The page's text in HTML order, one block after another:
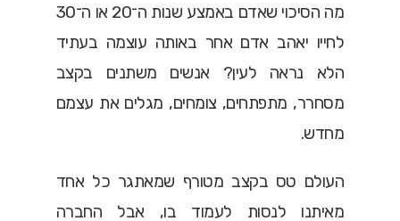
מה הסיכוי שאדם באמצע שנות ה־20 או ה־30
לחייו יאהב אדם אחר באותה עוצמה בעתיד
הלא נראה לעין? אנשים משתנים בקצב
מסחרר, מתפתחים, צומחים, מגלים את עצמם
מחדש.
העולם טס בקצב מטורף שמאתגר כל אחד
מאיתנו לנסות לעמוד בו, אבל החברה